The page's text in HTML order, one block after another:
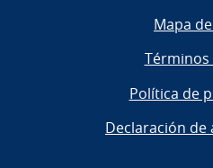
Mapa
Términos
Política de
Declaración de